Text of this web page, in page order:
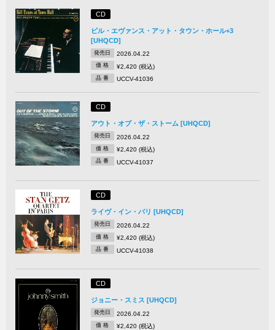
CD
ビル・エヴァンス・アット・タウン・ホール+3
[UHQCD]
発売日 2026.04.22
価 格 ¥2,420 (税込)
品 番 UCCV-41036
CD
アウト・オブ・ザ・ストーム [UHQCD]
発売日 2026.04.22
価 格 ¥2,420 (税込)
品 番 UCCV-41037
CD
ライヴ・イン・パリ [UHQCD]
発売日 2026.04.22
価 格 ¥2,420 (税込)
品 番 UCCV-41038
CD
ジョニー・スミス [UHQCD]
発売日 2026.04.22
価 格 ¥2,420 (税込)